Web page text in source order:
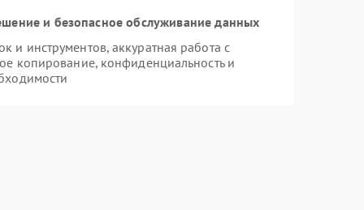
и безопасное обслуживание данных
инструментов, аккуратная работа с
копирование, конфиденциальность и